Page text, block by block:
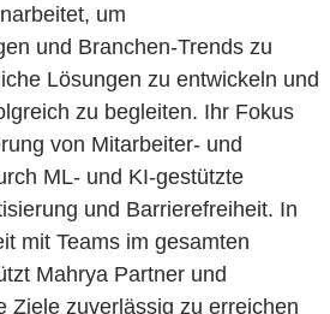
um
und Branchen-Trends zu
Lösungen zu entwickeln und
zu begleiten. Ihr Fokus
von Mitarbeiter- und
ML- und KI-gestützte
und Barrierefreiheit. In
mit Teams im gesamten
Mahrya Partner und
Ziele zuverlässig zu erreichen